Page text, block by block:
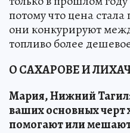
потому что цена
они конкурируют
топливо более
О САХАРОВЕ И
Мария, Нижний
ваших основных черт
помогают или мешают